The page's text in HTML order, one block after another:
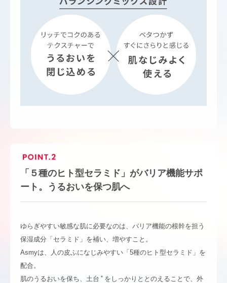
「５種のヒト型セラミド」がバリア機能サポ
ート。うるおいを保つ肌へ
ゆらぎやすい敏感な肌に必要なのは、バリア機能の根幹を担う
保湿成分「セラミド」を補い、増やすこと。
Asmyは、人の皮ふになじみやすい 「5種のヒト型セラミド」を
配合。
肌のうるおいを保ち、土台 ＊ をしっかりととのえることで、外